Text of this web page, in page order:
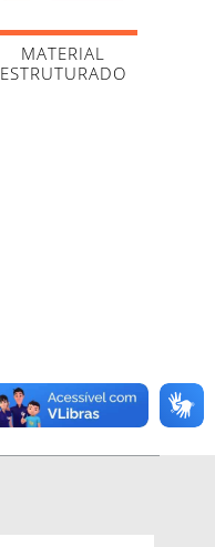
MATERIAL
ESTRUTURADO